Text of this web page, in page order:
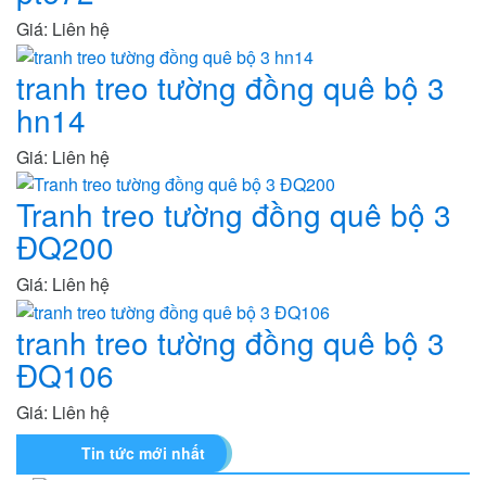
Giá: Liên hệ
tranh treo tường đồng quê bộ 3
hn14
Giá: Liên hệ
Tranh treo tường đồng quê bộ 3
ĐQ200
Giá: Liên hệ
tranh treo tường đồng quê bộ 3
ĐQ106
Giá: Liên hệ
Tin tức mới nhất